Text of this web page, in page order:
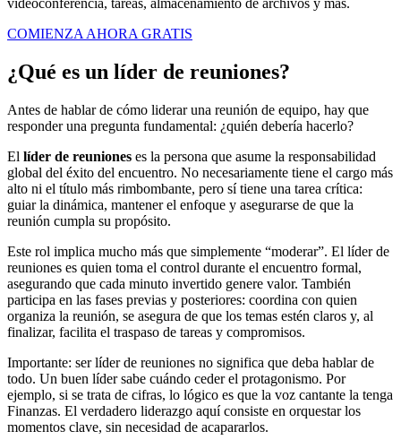
videoconferencia, tareas, almacenamiento de archivos y más.
COMIENZA AHORA GRATIS
¿Qué es un líder de reuniones?
Antes de hablar de cómo liderar una reunión de equipo, hay que
responder una pregunta fundamental: ¿quién debería hacerlo?
El líder de reuniones es la persona que asume la responsabilidad
global del éxito del encuentro. No necesariamente tiene el cargo más
alto ni el título más rimbombante, pero sí tiene una tarea crítica:
guiar la dinámica, mantener el enfoque y asegurarse de que la
reunión cumpla su propósito.
Este rol implica mucho más que simplemente “moderar”. El líder de
reuniones es quien toma el control durante el encuentro formal,
asegurando que cada minuto invertido genere valor. También
participa en las fases previas y posteriores: coordina con quien
organiza la reunión, se asegura de que los temas estén claros y, al
finalizar, facilita el traspaso de tareas y compromisos.
Importante: ser líder de reuniones no significa que deba hablar de
todo. Un buen líder sabe cuándo ceder el protagonismo. Por
ejemplo, si se trata de cifras, lo lógico es que la voz cantante la tenga
Finanzas. El verdadero liderazgo aquí consiste en orquestar los
momentos clave, sin necesidad de acapararlos.